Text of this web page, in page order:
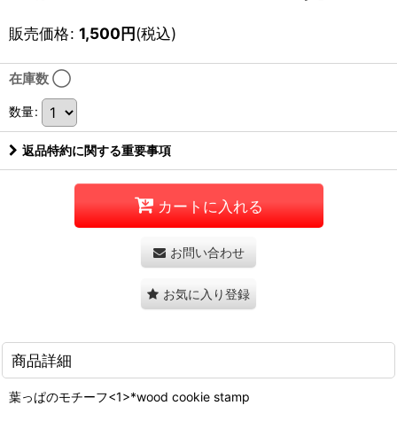
販売価格: 1,500円(税込)
在庫数 ◯
数量:
返品特約に関する重要事項
カートに入れる
お問い合わせ
お気に入り登録
商品詳細
葉っぱのモチーフ<1>*wood cookie stamp